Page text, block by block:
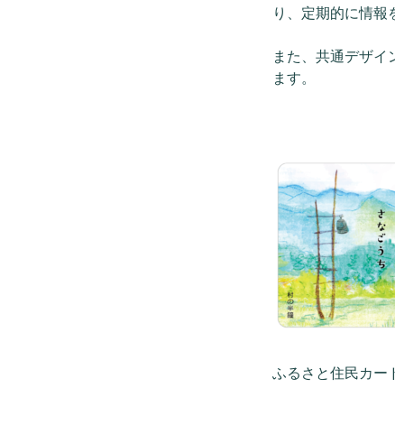
り、定期的に情報
また、共通デザイ
ます。
ふるさと住民カー